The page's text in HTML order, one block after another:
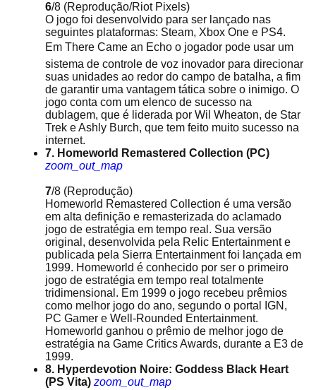
6/8 (Reprodução/Riot Pixels)
O jogo foi desenvolvido para ser lançado nas
seguintes plataformas: Steam, Xbox One e PS4.
Em There Came an Echo o jogador pode usar um
sistema de controle de voz inovador para direcionar
suas unidades ao redor do campo de batalha, a fim
de garantir uma vantagem tática sobre o inimigo. O
jogo conta com um elenco de sucesso na
dublagem, que é liderada por Wil Wheaton, de Star
Trek e Ashly Burch, que tem feito muito sucesso na
internet.
7. Homeworld Remastered Collection (PC)
zoom_out_map
7/8 (Reprodução)
Homeworld Remastered Collection é uma versão
em alta definição e remasterizada do aclamado
jogo de estratégia em tempo real. Sua versão
original, desenvolvida pela Relic Entertainment e
publicada pela Sierra Entertainment foi lançada em
1999. Homeworld é conhecido por ser o primeiro
jogo de estratégia em tempo real totalmente
tridimensional. Em 1999 o jogo recebeu prêmios
como melhor jogo do ano, segundo o portal IGN,
PC Gamer e Well-Rounded Entertainment.
Homeworld ganhou o prêmio de melhor jogo de
estratégia na Game Critics Awards, durante a E3 de
1999.
8. Hyperdevotion Noire: Goddess Black Heart
(PS Vita) zoom_out_map